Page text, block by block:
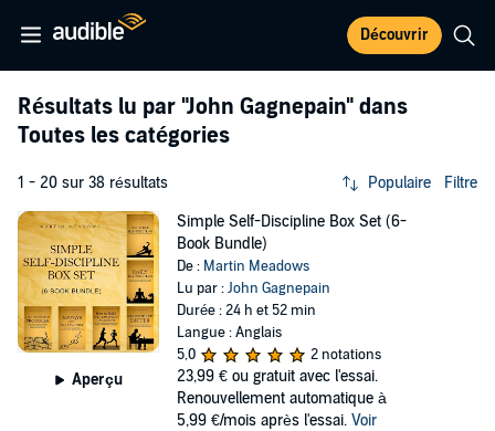
Découvrir
Résultats lu par "John Gagnepain" dans
Toutes les catégories
1 - 20 sur 38 résultats Populaire Filtre
Aperçu
Simple Self-Discipline Box Set (6-
Book Bundle)
De : Martin Meadows
Lu par :John Gagnepain
Durée : 24 h et 52 min
Langue : Anglais
5,0
2 notations
23,99 € ou gratuit avec l'essai.
Renouvellement automatique à
5,99 €/mois après l'essai. Voir